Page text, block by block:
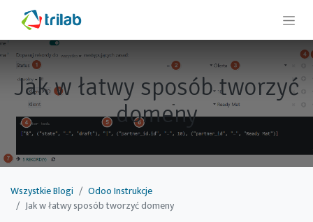
Jak w łatwy sposób tworzyć
domeny
Wszystkie Blogi
Odoo Instrukcje
Jak w łatwy sposób tworzyć domeny